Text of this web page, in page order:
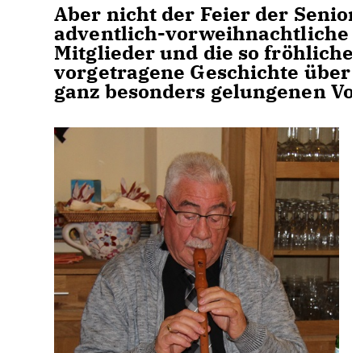
Aber nicht der Feier der
adventlich-vorweihnachtliche
Mitglieder und die so
vorgetragene Geschichte
ganz besonders gelungenen